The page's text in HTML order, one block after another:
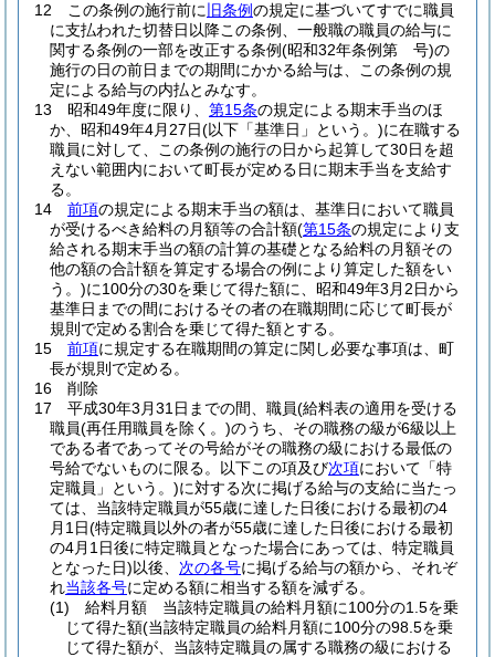
12
この条例の施行前に 旧条例の規定に基づいてすでに職員
に支払われた切替日以降この条例、一般職の職員の給与に
関する条例の一部を改正する条例(昭和32年条例第 号)の
施行の日の前日までの期間にかかる給与は、この条例の規
定による給与の内払とみなす。
13
昭和49年度に限り、 第15条の規定による期末手当のほ
か、昭和49年4月27日(以下「基準日」という。)に在職する
職員に対して、この条例の施行の日から起算して30日を超
えない範囲内において町長が定める日に期末手当を支給す
る。
14
前項の規定による期末手当の額は、基準日において職員
が受けるべき給料の月額等の合計額(第15条の規定により支
給される期末手当の額の計算の基礎となる給料の月額その
他の額の合計額を算定する場合の例により算定した額をい
う。)に100分の30を乗じて得た額に、昭和49年3月2日から
基準日までの間におけるその者の在職期間に応じて町長が
規則で定める割合を乗じて得た額とする。
15
前項に規定する在職期間の算定に関し必要な事項は、町
長が規則で定める。
16
削除
17
平成30年3月31日までの間、職員(給料表の適用を受ける
職員(再任用職員を除く。)のうち、その職務の級が6級以上
である者であってその号給がその職務の級における最低の
号給でないものに限る。以下この項及び次項において「特
定職員」という。)に対する次に掲げる給与の支給に当たっ
ては、当該特定職員が55歳に達した日後における最初の4
月1日(特定職員以外の者が55歳に達した日後における最初
の4月1日後に特定職員となった場合にあっては、特定職員
となった日)以後、 次の各号に掲げる給与の額から、それぞ
れ当該各号に定める額に相当する額を減ずる。
(1)
給料月額 当該特定職員の給料月額に100分の1.5を乗
じて得た額(当該特定職員の給料月額に100分の98.5を乗
じて得た額が、当該特定職員の属する職務の級における